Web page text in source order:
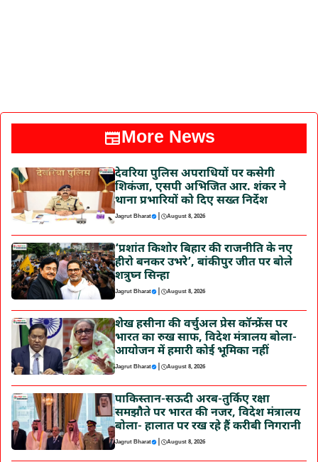
More News
देवरिया पुलिस अपराधियों पर कसेगी
शिकंजा, एसपी अभिजित आर. शंकर ने
थाना प्रभारियों को दिए सख्त निर्देश
Jagrut Bharat | August 8, 2026
‘प्रशांत किशोर बिहार की राजनीति के नए
हीरो बनकर उभरे’, बांकीपुर जीत पर बोले
शत्रुघ्न सिन्हा
Jagrut Bharat | August 8, 2026
शेख हसीना की वर्चुअल प्रेस कॉन्फ्रेंस पर
भारत का रुख साफ, विदेश मंत्रालय बोला-
आयोजन में हमारी कोई भूमिका नहीं
Jagrut Bharat | August 8, 2026
पाकिस्तान-सऊदी अरब-तुर्किए रक्षा
समझौते पर भारत की नजर, विदेश मंत्रालय
बोला- हालात पर रख रहे हैं करीबी निगरानी
Jagrut Bharat | August 8, 2026